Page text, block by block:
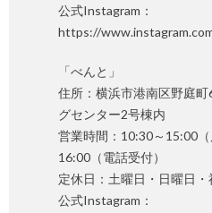
公式Instagram：
https://
「べんと」
住所：横浜市港南区野庭
グセンター2号棟内
営業時間：10:30～15:00
16:00（電話受付）
定休日：土曜日・日曜日・
公式Instagram：